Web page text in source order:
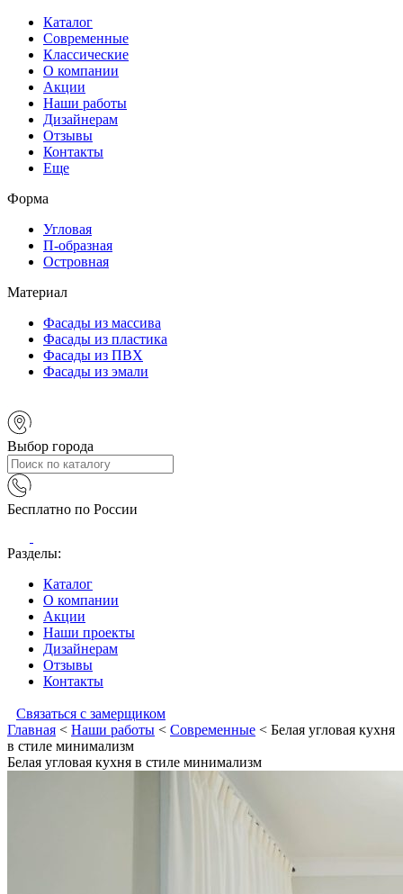
Каталог
Современные
Классические
О компании
Акции
Наши работы
Дизайнерам
Отзывы
Контакты
Еще
Форма
Угловая
П-образная
Островная
Материал
Фасады из массива
Фасады из пластика
Фасады из ПВХ
Фасады из эмали
Выбор города
Бесплатно по России
Разделы:
Каталог
О компании
Акции
Наши проекты
Дизайнерам
Отзывы
Контакты
Связаться с замерщиком
Главная < Наши работы < Современные < Белая угловая кухня
в стиле минимализм
Белая угловая кухня в стиле минимализм